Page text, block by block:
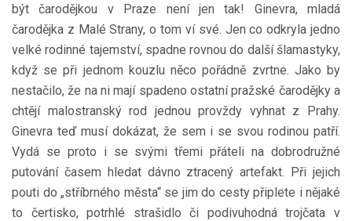
být čarodějkou v Praze není jen tak! Ginevra, mladá
čarodějka z Malé Strany, o tom ví své. Jen co odkryla jedno
velké rodinné tajemství, spadne rovnou do další šlamastyky,
když se při jednom kouzlu něco pořádně zvrtne. Jako by
nestačilo, že na ni mají spadeno ostatní pražské čarodějky a
chtějí malostranský rod jednou provždy vyhnat z Prahy.
Ginevra teď musí dokázat, že sem i se svou rodinou patří.
Vydá se proto i se svými třemi přáteli na dobrodružné
putování časem hledat dávno ztracený artefakt. Při jejich
pouti do „stříbrného města“ se jim do cesty připlete i nějaké
to čertisko, potrhlé strašidlo či podivuhodná trojčata v